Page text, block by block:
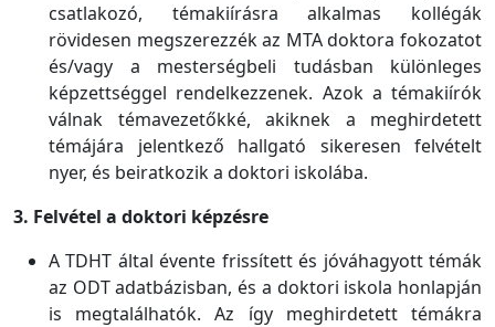
csatlakozó, témakiírásra alkalmas kollégák
rövidesen megszerezzék az MTA doktora fokozatot
és/vagy a mesterségbeli tudásban különleges
képzettséggel rendelkezzenek. Azok a témakiírók
válnak témavezetőkké, akiknek a meghirdetett
témájára jelentkező hallgató sikeresen felvételt
nyer, és beiratkozik a doktori iskolába.
3. Felvétel a doktori képzésre
A TDHT által évente frissített és jóváhagyott témák
az ODT adatbázisban, és a doktori iskola honlapján
is megtalálhatók. Az így meghirdetett témákra